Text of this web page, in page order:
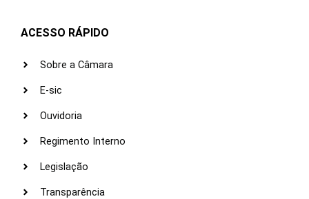
ACESSO RÁPIDO
Sobre a Câmara
E-sic
Ouvidoria
Regimento Interno
Legislação
Transparência